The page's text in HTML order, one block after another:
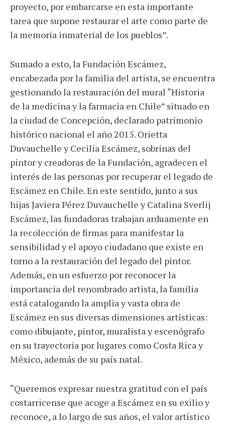
proyecto, por embarcarse en esta importante
tarea que supone restaurar el arte como parte de
la memoria inmaterial de los pueblos”.
Sumado a esto, la Fundación Escámez,
encabezada por la familia del artista, se encuentra
gestionando la restauración del mural “Historia
de la medicina y la farmacia en Chile” situado en
la ciudad de Concepción, declarado patrimonio
histórico nacional el año 2015. Orietta
Duvauchelle y Cecilia Escámez, sobrinas del
pintor y creadoras de la Fundación, agradecen el
interés de las personas por recuperar el legado de
Escámez en Chile. En este sentido, junto a sus
hijas Javiera Pérez Duvauchelle y Catalina Sverlij
Escámez, las fundadoras trabajan arduamente en
la recolección de firmas para manifestar la
sensibilidad y el apoyo ciudadano que existe en
torno a la restauración del legado del pintor.
Además, en un esfuerzo por reconocer la
importancia del renombrado artista, la familia
está catalogando la amplia y vasta obra de
Escámez en sus diversas dimensiones artísticas:
como dibujante, pintor, muralista y escenógrafo
en su trayectoria por lugares como Costa Rica y
México, además de su país natal.
“Queremos expresar nuestra gratitud con el país
costarricense que acoge a Escámez en su exilio y
reconoce, a lo largo de sus años, el valor artístico